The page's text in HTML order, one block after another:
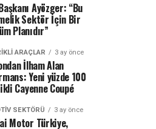
Ayözger: “Bu
Sektör İçin Bir
Planıdır”
ARAÇLAR 3 ay önce
İlham Alan
Yeni yüzde 100
Cayenne Coupé
SEKTÖRÜ 3 ay önce
Motor Türkiye,